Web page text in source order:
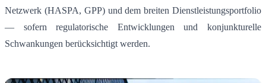
Netzwerk (HASPA, GPP) und dem breiten Dienstleistungsportfolio
— sofern regulatorische Entwicklungen und konjunkturelle
Schwankungen berücksichtigt werden.